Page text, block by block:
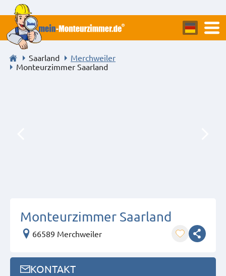
Saarland
Merchweiler
Monteurzimmer Saarland
Monteurzimmer Saarland
66589 Merchweiler
KONTAKT